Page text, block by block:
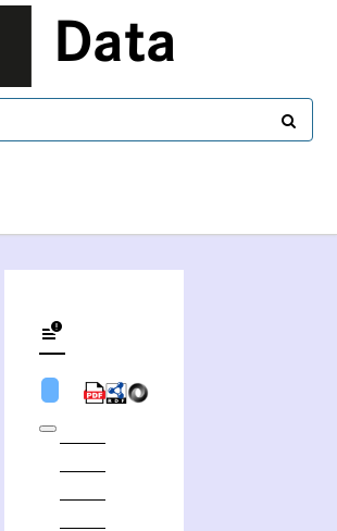
Data